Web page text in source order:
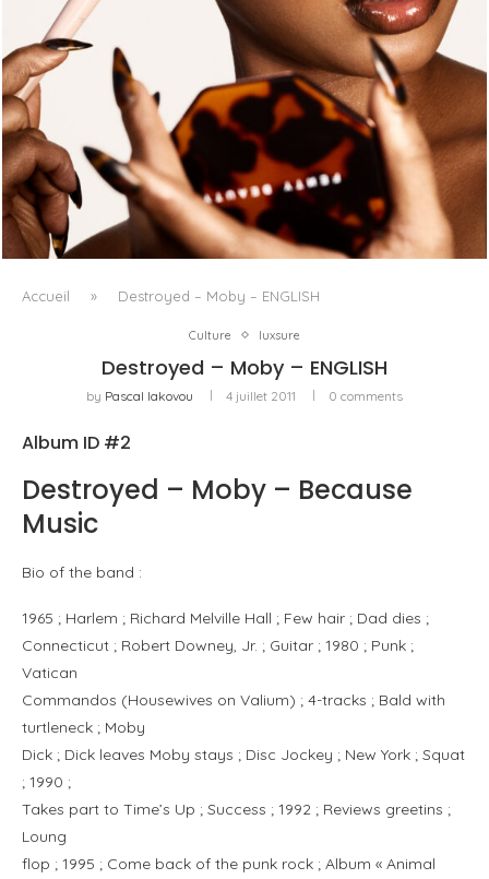
FENTY BEAUTY EXPLORE LA TEXTURE COMME LANGAGE
AVEC LE SUN STALK’R SOUFFLÉ...
Accueil » Destroyed – Moby – ENGLISH
Culture luxsure
Destroyed – Moby – ENGLISH
by Pascal Iakovou 4 juillet 2011 0 comments
Album ID #2
Destroyed – Moby – Because
Music
Bio of the band :
1965 ; Harlem ; Richard Melville Hall ; Few hair ; Dad dies ;
Connecticut ; Robert Downey, Jr. ; Guitar ; 1980 ; Punk ;
Vatican
Commandos (Housewives on Valium) ; 4-tracks ; Bald with
turtleneck ; Moby
Dick ; Dick leaves Moby stays ; Disc Jockey ; New York ; Squat
; 1990 ;
Takes part to Time’s Up ; Success ; 1992 ; Reviews greetins ;
Loung
flop ; 1995 ; Come back of the punk rock ; Album « Animal